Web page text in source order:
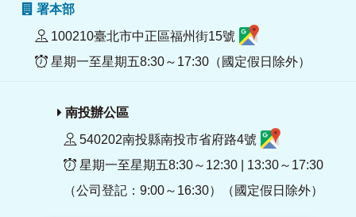
署本部
100210臺北市中正區福州街15號
星期一至星期五8:30～17:30（國定假日除外）
南投辦公區
540202南投縣南投市省府路4號
星期一至星期五8:30～12:30 | 13:30～17:30
（公司登記：9:00～16:30）（國定假日除外）